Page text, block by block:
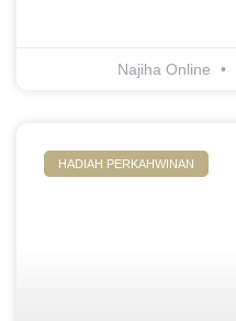
Najiha Online
HADIAH PERKAHWINAN